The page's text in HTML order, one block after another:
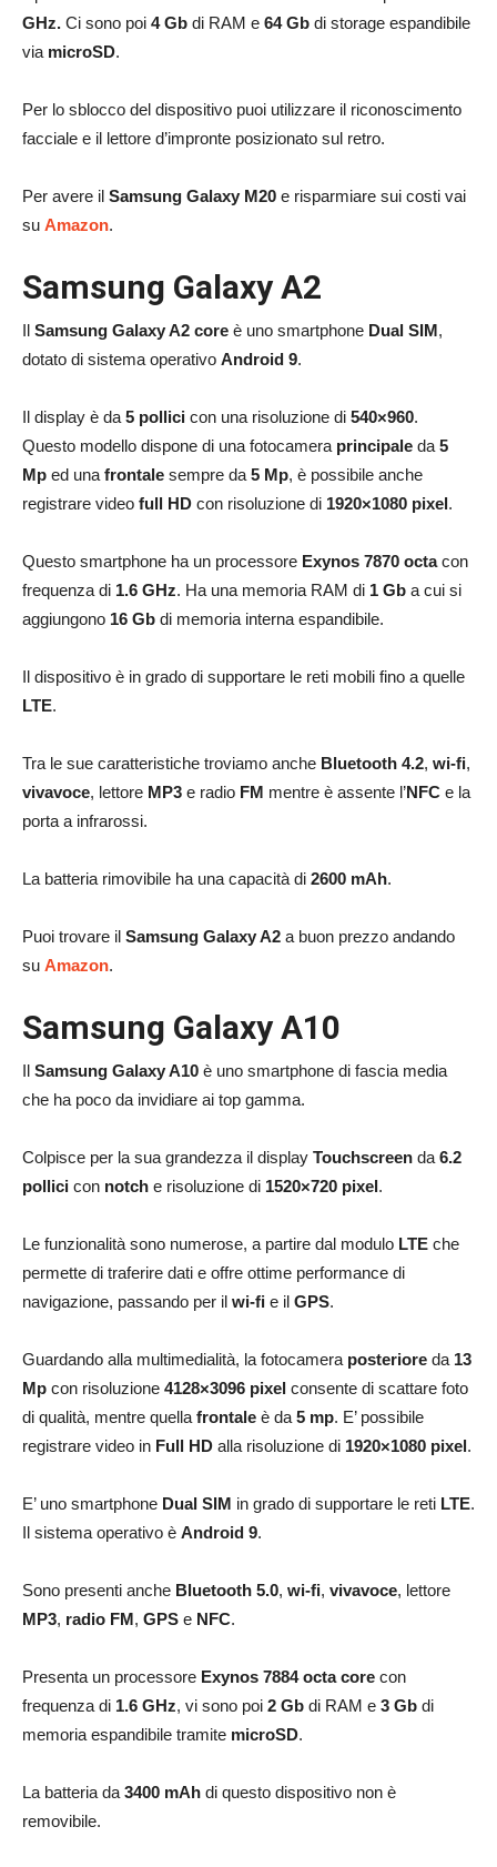
GHz. Ci sono poi 4 Gb di RAM e 64 Gb di storage espandibile
via microSD.
Per lo sblocco del dispositivo puoi utilizzare il riconoscimento
facciale e il lettore d’impronte posizionato sul retro.
Per avere il Samsung Galaxy M20 e risparmiare sui costi vai
su Amazon.
Samsung Galaxy A2
Il Samsung Galaxy A2 core è uno smartphone Dual SIM,
dotato di sistema operativo Android 9.
Il display è da 5 pollici con una risoluzione di 540×960.
Questo modello dispone di una fotocamera principale da 5
Mp ed una frontale sempre da 5 Mp, è possibile anche
registrare video full HD con risoluzione di 1920×1080 pixel.
Questo smartphone ha un processore Exynos 7870 octacon
frequenza di 1.6 GHz. Ha una memoria RAM di 1 Gb a cui si
aggiungono 16 Gb di memoria interna espandibile.
Il dispositivo è in grado di supportare le reti mobili fino a quelle
LTE.
Tra le sue caratteristiche troviamo anche Bluetooth 4.2, wi-fi,
vivavoce, lettore MP3 e radio FM mentre è assente l’NFC e la
porta a infrarossi.
La batteria rimovibile ha una capacità di 2600 mAh.
Puoi trovare il Samsung Galaxy A2 a buon prezzo andando
su Amazon.
Samsung Galaxy A10
Il Samsung Galaxy A10 è uno smartphone di fascia media
che ha poco da invidiare ai top gamma.
Colpisce per la sua grandezza il display Touchscreen da 6.2
pollici con notch e risoluzione di 1520×720 pixel.
Le funzionalità sono numerose, a partire dal modulo LTE che
permette di traferire dati e offre ottime performance di
navigazione, passando per il wi-fi e il GPS.
Guardando alla multimedialità, la fotocamera posteriore da 13
Mp con risoluzione 4128×3096 pixel consente di scattare foto
di qualità, mentre quella frontale è da 5 mp. E’ possibile
registrare video in Full HD alla risoluzione di 1920×1080 pixel.
E’ uno smartphone Dual SIM in grado di supportare le reti LTE.
Il sistema operativo è Android 9.
Sono presenti anche Bluetooth 5.0, wi-fi, vivavoce, lettore
MP3, radio FM, GPS e NFC.
Presenta un processore Exynos 7884 octa core con
frequenza di 1.6 GHz, vi sono poi 2 Gb di RAM e 3 Gb di
memoria espandibile tramite microSD.
La batteria da 3400 mAh di questo dispositivo non è
removibile.